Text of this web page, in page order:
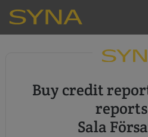
Buy credit report and annual
Sala